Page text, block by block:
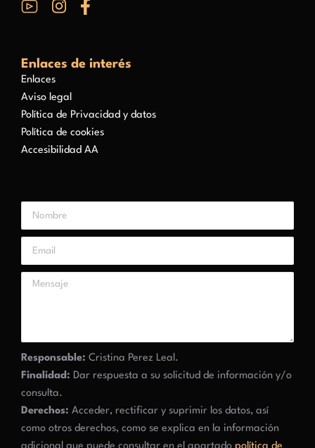
Enlaces de interés
Enlaces
Aviso legal
Política de Privacidad y datos
Política de cookies
Accesibilidad AA
Responsable: Cristina Perez Leal.
Finalidad: Dar respuesta a su solicitud de información y/o
consulta.
Derechos: Acceder, rectificar y suprimir los datos, así
como otros derechos, como se explica en la información